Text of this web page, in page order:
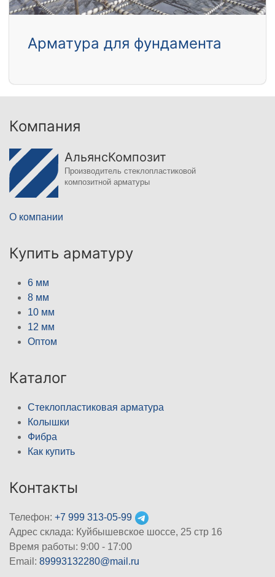
Арматура для фундамента
Компания
АльянсКомпозит
Производитель стеклопластиковой
композитной арматуры
О компании
Купить арматуру
6 мм
8 мм
10 мм
12 мм
Оптом
Каталог
Стеклопластиковая арматура
Колышки
Фибра
Как купить
Контакты
Телефон: +7 999 313-05-99
Адрес склада: Куйбышевское шоссе, 25 стр 16
Время работы: 9:00 - 17:00
Email: 89993132280@mail.ru